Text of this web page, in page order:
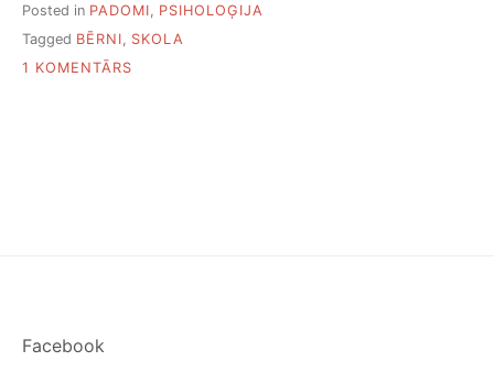
Posted in PADOMI
PSIHOLOĢIJA
Tagged BĒRNI, SKOLA
1 KOMENTĀRS
Facebook